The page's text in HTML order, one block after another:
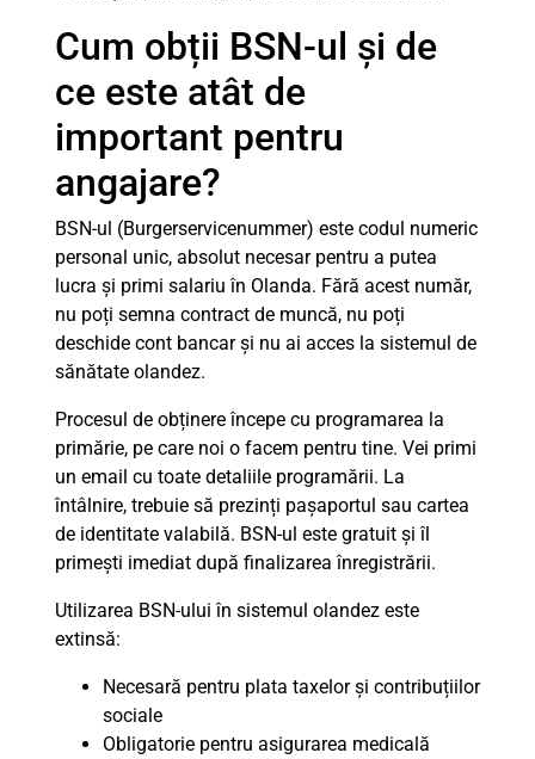
Cum obții BSN-ul și de
ce este atât de
important pentru
angajare?
BSN-ul (Burgerservicenummer) este codul numeric
personal unic, absolut necesar pentru a putea
lucra și primi salariu în Olanda. Fără acest număr,
nu poți semna contract de muncă, nu poți
deschide cont bancar și nu ai acces la sistemul de
sănătate olandez.
Procesul de obținere începe cu programarea la
primărie, pe care noi o facem pentru tine. Vei primi
un email cu toate detaliile programării. La
întâlnire, trebuie să prezinți pașaportul sau cartea
de identitate valabilă. BSN-ul este gratuit și îl
primești imediat după finalizarea înregistrării.
Utilizarea BSN-ului în sistemul olandez este
extinsă:
Necesară pentru plata taxelor și contribuțiilor
sociale
Obligatorie pentru asigurarea medicală